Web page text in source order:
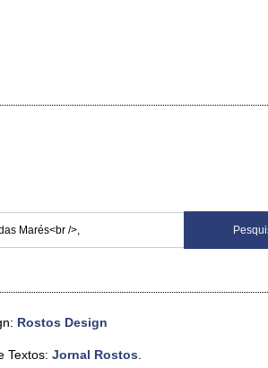
Rostos Design
Textos: Jornal Rostos